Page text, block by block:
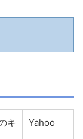
キ
Yahoo